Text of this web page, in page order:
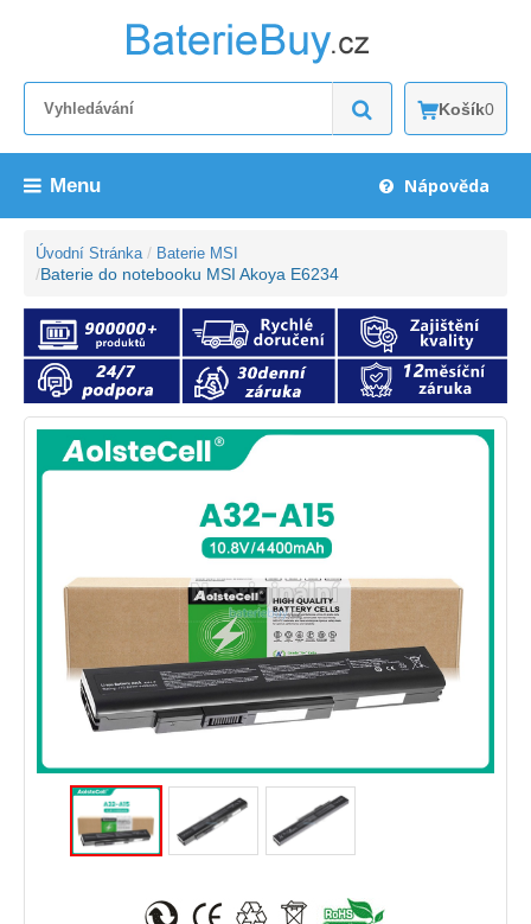
Košík0
Menu Nápověda
Úvodní Stránka Baterie MSI
Baterie do notebooku MSI Akoya E6234